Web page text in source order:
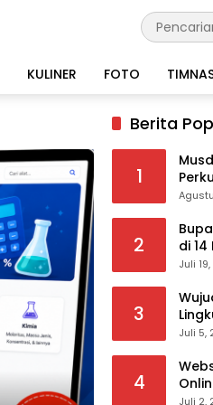
KULINER FOTO
Berita
1
2
di 14
Juli
3
dan
Juli 5,
4
Juli 2,